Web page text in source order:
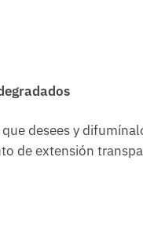
desees y
de extensión